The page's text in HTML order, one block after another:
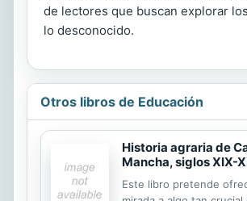
de lectores que buscan explorar
lo desconocido.
Otros libros de Educación
Historia agraria de
Mancha, siglos XIX-
Este libro pretende